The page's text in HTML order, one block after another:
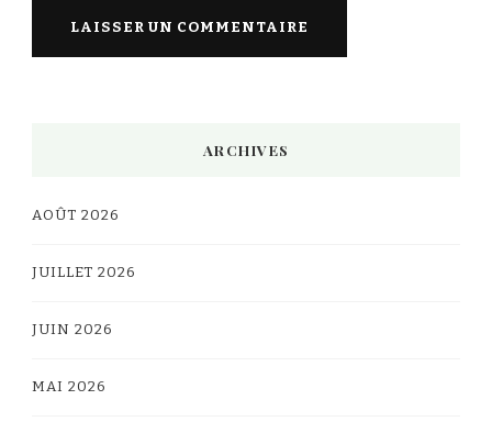
ARCHIVES
AOÛT 2026
JUILLET 2026
JUIN 2026
MAI 2026